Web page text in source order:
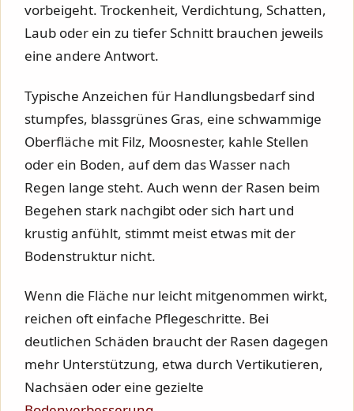
vorbeigeht. Trockenheit, Verdichtung, Schatten,
Laub oder ein zu tiefer Schnitt brauchen jeweils
eine andere Antwort.
Typische Anzeichen für Handlungsbedarf sind
stumpfes, blassgrünes Gras, eine schwammige
Oberfläche mit Filz, Moosnester, kahle Stellen
oder ein Boden, auf dem das Wasser nach
Regen lange steht. Auch wenn der Rasen beim
Begehen stark nachgibt oder sich hart und
krustig anfühlt, stimmt meist etwas mit der
Bodenstruktur nicht.
Wenn die Fläche nur leicht mitgenommen wirkt,
reichen oft einfache Pflegeschritte. Bei
deutlichen Schäden braucht der Rasen dagegen
mehr Unterstützung, etwa durch Vertikutieren,
Nachsäen oder eine gezielte